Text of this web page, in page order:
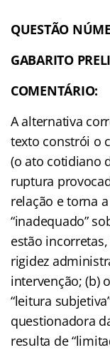
QUESTÃO
GABARITO
COMENTÁRIO:
A alternativa
texto constrói o
(o ato cotidiano
ruptura
relação e torna
“inadequado”
estão
rigidez
intervenção; (b)
“leitura
questionadora
resulta de